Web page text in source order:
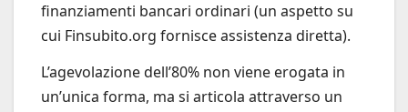
finanziamenti bancari ordinari (un aspetto su
cui Finsubito.org fornisce assistenza diretta).
L’agevolazione dell’80% non viene erogata in
un’unica forma, ma si articola attraverso un